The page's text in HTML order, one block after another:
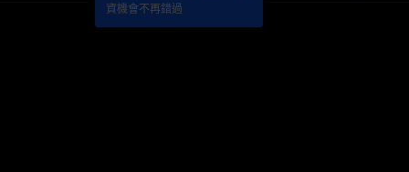
資機會不再錯過